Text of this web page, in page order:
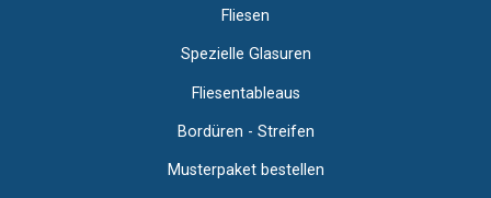
Fliesen
Spezielle Glasuren
Fliesentableaus
Bordüren - Streifen
Musterpaket bestellen